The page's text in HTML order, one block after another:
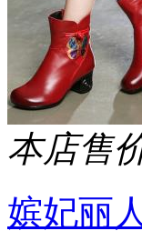
本店售
嫔妃丽